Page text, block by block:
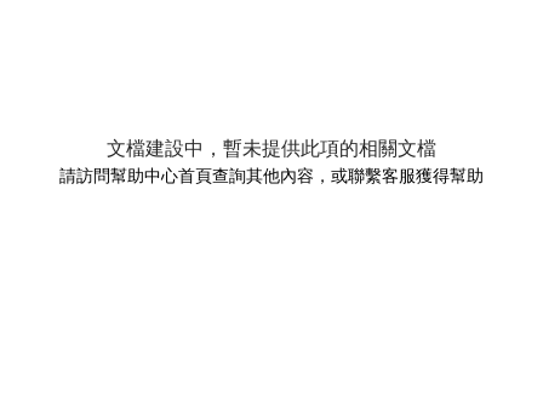
文檔建設中，暫未提供此項的相關文檔
請訪問幫助中心首頁查詢其他內容，或聯繫客服獲得幫助